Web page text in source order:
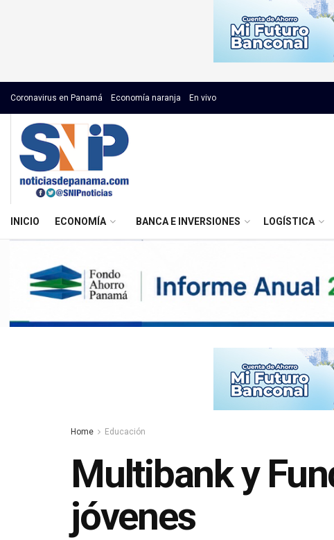
Coronavirus en Panamá Economía naranja En vivo
INICIO ECONOMÍA BANCA E INVERSIONES LOGÍSTICA
Home Educación
Multibank y
jóvenes